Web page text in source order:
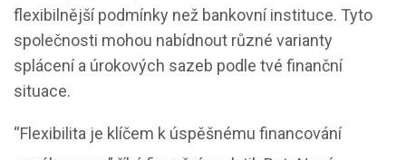
flexibilnější podmínky než bankovní instituce. Tyto
společnosti mohou nabídnout různé varianty
splácení a úrokových sazeb podle tvé finanční
situace.
“Flexibilita je klíčem k úspěšnému financování